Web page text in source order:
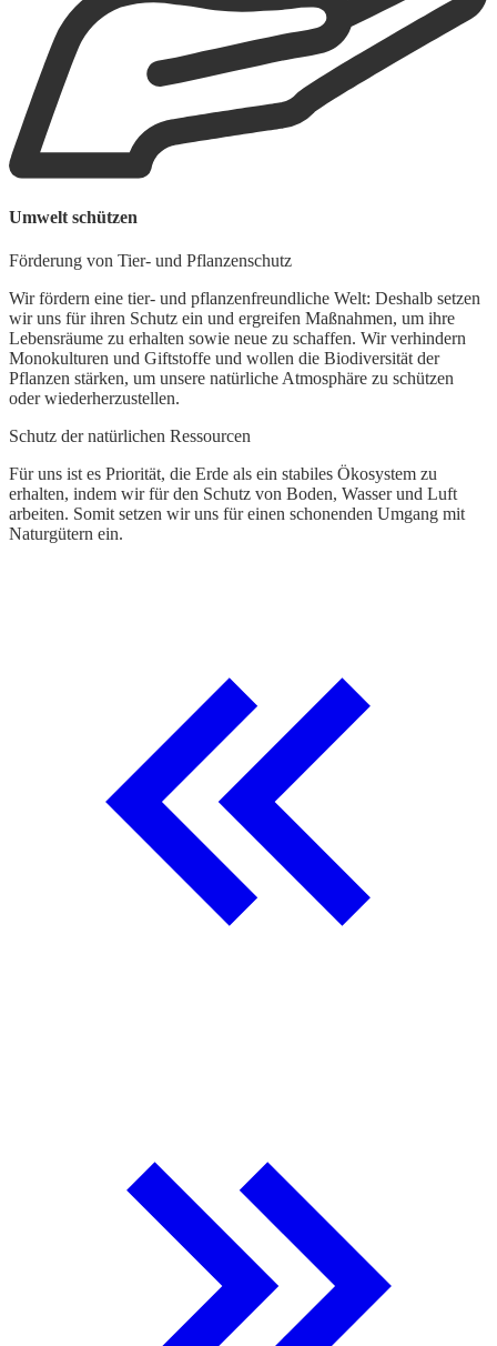
Umwelt schützen
Förderung von Tier- und Pflanzenschutz
Wir fördern eine tier- und pflanzenfreundliche Welt: Deshalb setzen
wir uns für ihren Schutz ein und ergreifen Maßnahmen, um ihre
Lebensräume zu erhalten sowie neue zu schaffen. Wir verhindern
Monokulturen und Giftstoffe und wollen die Biodiversität der
Pflanzen stärken, um unsere natürliche Atmosphäre zu schützen
oder wiederherzustellen.
Schutz der natürlichen Ressourcen
Für uns ist es Priorität, die Erde als ein stabiles Ökosystem zu
erhalten, indem wir für den Schutz von Boden, Wasser und Luft
arbeiten. Somit setzen wir uns für einen schonenden Umgang mit
Naturgütern ein.